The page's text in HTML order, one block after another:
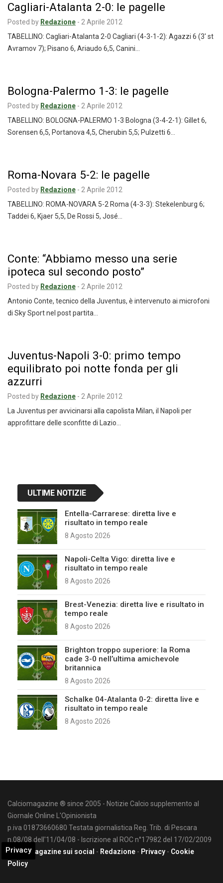
Cagliari-Atalanta 2-0: le pagelle
Posted by Redazione - 2 Aprile 2012
TABELLINO: Cagliari-Atalanta 2-0 Cagliari (4-3-1-2): Agazzi 6 (3′ st
Avramov 7); Pisano 6, Ariaudo 6,5, Canini…
Bologna-Palermo 1-3: le pagelle
Posted by Redazione - 2 Aprile 2012
TABELLINO: BOLOGNA-PALERMO 1-3 Bologna (3-4-2-1): Gillet 6,
Sorensen 6,5, Portanova 4,5, Cherubin 5,5; Pulzetti 6…
Roma-Novara 5-2: le pagelle
Posted by Redazione - 2 Aprile 2012
TABELLINO: ROMA-NOVARA 5-2 Roma (4-3-3): Stekelenburg 6;
Taddei 6, Kjaer 5,5, De Rossi 5, José…
Conte: “Abbiamo messo una serie
ipoteca sul secondo posto”
Posted by Redazione - 2 Aprile 2012
Antonio Conte, tecnico della Juventus, è intervenuto ai microfoni
di Sky Sport nel post partita…
Juventus-Napoli 3-0: primo tempo
equilibrato poi notte fonda per gli
azzurri
Posted by Redazione - 2 Aprile 2012
La Juventus per avvicinarsi alla capolista Milan, il Napoli per
approfittare delle sconfitte di Lazio…
ULTIME NOTIZIE
Entella-Carrarese: diretta live e
risultato in tempo reale
8 Agosto 2026
Napoli-Celta Vigo: diretta live e
risultato in tempo reale
8 Agosto 2026
Brest-Venezia: diretta live e risultato in
tempo reale
8 Agosto 2026
Brighton troppo superiore: la Roma
cade 3-0 nell’ultima amichevole
britannica
8 Agosto 2026
Schalke 04-Atalanta 0-2: diretta live e
risultato in tempo reale
8 Agosto 2026
Calciomagazine ® since 2005 - Notizie Calcio supplemento al
Giornale Online L'Opinionista
p.iva 01873660680 Testata giornalistica Reg. Trib. di Pescara
n.08/08 dell'11/04/08 - Iscrizione al ROC n°17982 del 17/02/2009
Calciomagazine sui social - Redazione - Privacy - Cookie
Policy
Privacy